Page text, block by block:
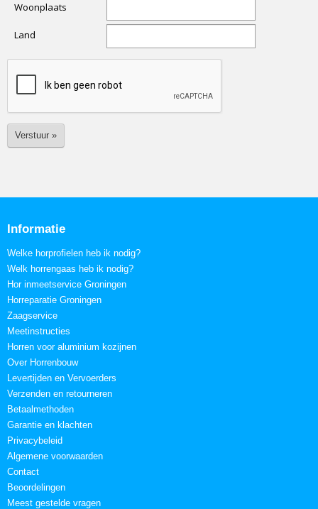
Woonplaats
Land
Verstuur »
Informatie
Welke horprofielen heb ik nodig?
Welk horrengaas heb ik nodig?
Hor inmeetservice Groningen
Horreparatie Groningen
Zaagservice
Meetinstructies
Horren voor aluminium kozijnen
Over Horrenbouw
Levertijden en Vervoerders
Verzenden en retourneren
Betaalmethoden
Garantie en klachten
Privacybeleid
Algemene voorwaarden
Contact
Beoordelingen
Meest gestelde vragen